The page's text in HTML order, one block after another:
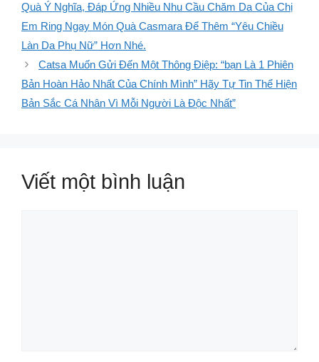
Quà Ý Nghĩa, Đáp Ứng Nhiều Nhu Cầu Chăm Da Của Chị
Em Ring Ngay Món Quà Casmara Để Thêm “Yêu Chiều
Làn Da Phụ Nữ” Hơn Nhé.
Catsa Muốn Gửi Đến Một Thông Điệp: “bạn Là 1 Phiên
Bản Hoàn Hảo Nhất Của Chính Mình” Hãy Tự Tin Thể Hiện
Bản Sắc Cá Nhân Vì Mỗi Người Là Độc Nhất”
Viết một bình luận